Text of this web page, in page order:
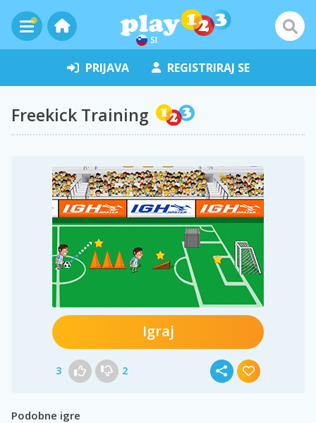
SI
PRIJAVA REGISTRIRAJ SE
Freekick Training
Igraj
3 2
Podobne igre